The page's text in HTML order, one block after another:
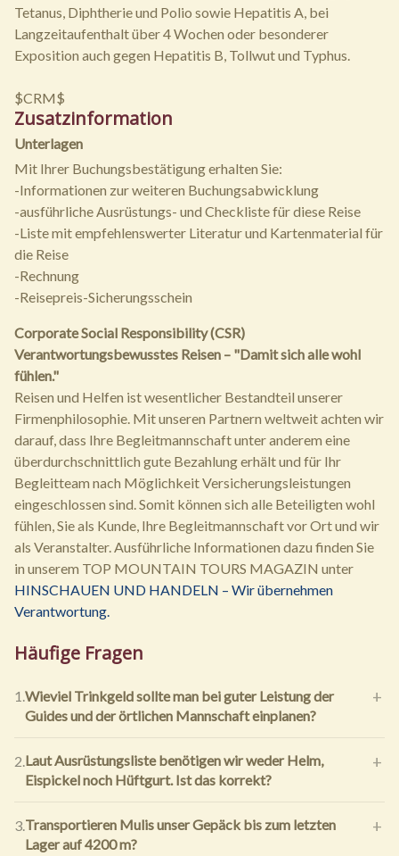
Tetanus, Diphtherie und Polio sowie Hepatitis A, bei
Langzeitaufenthalt über 4 Wochen oder besonderer
Exposition auch gegen Hepatitis B, Tollwut und Typhus.
$CRM$
Zusatzinformation
Unterlagen
Mit Ihrer Buchungsbestätigung erhalten Sie:
-Informationen zur weiteren Buchungsabwicklung
-ausführliche Ausrüstungs- und Checkliste für diese Reise
-Liste mit empfehlenswerter Literatur und Kartenmaterial für
die Reise
-Rechnung
-Reisepreis-Sicherungsschein
Corporate Social Responsibility (CSR)
Verantwortungsbewusstes Reisen – "Damit sich alle wohl
fühlen."
Reisen und Helfen ist wesentlicher Bestandteil unserer
Firmenphilosophie. Mit unseren Partnern weltweit achten wir
darauf, dass Ihre Begleitmannschaft unter anderem eine
überdurchschnittlich gute Bezahlung erhält und für Ihr
Begleitteam nach Möglichkeit Versicherungsleistungen
eingeschlossen sind. Somit können sich alle Beteiligten wohl
fühlen, Sie als Kunde, Ihre Begleitmannschaft vor Ort und wir
als Veranstalter. Ausführliche Informationen dazu finden Sie
in unserem TOP MOUNTAIN TOURS MAGAZIN unter
HINSCHAUEN UND HANDELN – Wir übernehmen
Verantwortung.
Häufige Fragen
1.Wieviel Trinkgeld sollte man bei guter Leistung der
Guides und der örtlichen Mannschaft einplanen?
2. Laut Ausrüstungsliste benötigen wir weder Helm,
Eispickel noch Hüftgurt. Ist das korrekt?
3. Transportieren Mulis unser Gepäck bis zum letzten
Lager auf 4200 m?